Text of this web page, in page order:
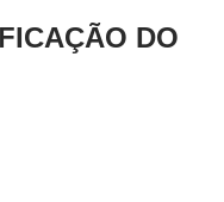
DO